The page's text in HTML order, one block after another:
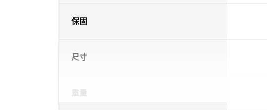
保固
尺寸
重量